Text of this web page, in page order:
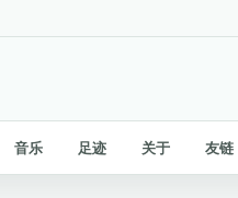
音乐 足迹 关于 友链